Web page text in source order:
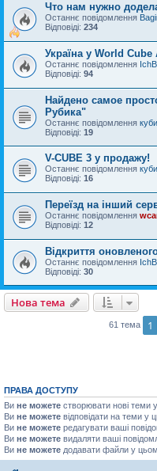
Что нам нужно
Останнє повідомлення
Відповіді: 234
Україна у World
Останнє повідомлення
Відповіді: 94
Найдено самое
Рубика"
Останнє повідомлення
Відповіді: 19
V-CUBE 3 у продажу!
Останнє повідомлення
Відповіді: 16
Переїзд на інший
Останнє повідомлення
Відповіді: 12
Відкриття
Останнє повідомлення
Відповіді: 30
Нова тема
61 тема 1
ПРАВА ДОСТУПУ
Ви не можете створювати нові теми
Ви не можете відповідати на теми у
Ви не можете редагувати ваші
Ви не можете видаляти ваші
Ви не можете додавати файли у